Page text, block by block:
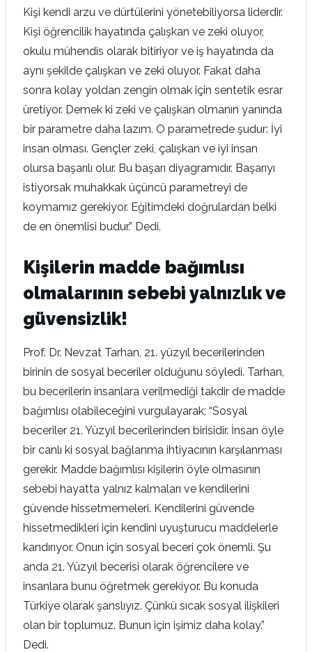
Kişi kendi arzu ve dürtülerini yönetebiliyorsa liderdir.
Kişi öğrencilik hayatında çalışkan ve zeki oluyor,
okulu mühendis olarak bitiriyor ve iş hayatında da
aynı şekilde çalışkan ve zeki oluyor. Fakat daha
sonra kolay yoldan zengin olmak için sentetik esrar
üretiyor. Demek ki zeki ve çalışkan olmanın yanında
bir parametre daha lazım. O parametrede şudur: İyi
insan olması. Gençler zeki, çalışkan ve iyi insan
olursa başarılı olur. Bu başarı diyagramıdır. Başarıyı
istiyorsak muhakkak üçüncü parametreyi de
koymamız gerekiyor. Eğitimdeki doğrulardan belki
de en önemlisi budur.” Dedi.
Kişilerin madde bağımlısı
olmalarının sebebi yalnızlık ve
güvensizlik!
Prof. Dr. Nevzat Tarhan, 21. yüzyıl becerilerinden
birinin de sosyal beceriler olduğunu söyledi. Tarhan,
bu becerilerin insanlara verilmediği takdir de madde
bağımlısı olabileceğini vurgulayarak; “Sosyal
beceriler 21. Yüzyıl becerilerinden birisidir. İnsan öyle
bir canlı ki sosyal bağlanma ihtiyacının karşılanması
gerekir. Madde bağımlısı kişilerin öyle olmasının
sebebi hayatta yalnız kalmaları ve kendilerini
güvende hissetmemeleri. Kendilerini güvende
hissetmedikleri için kendini uyuşturucu maddelerle
kandırıyor. Onun için sosyal beceri çok önemli. Şu
anda 21. Yüzyıl becerisi olarak öğrencilere ve
insanlara bunu öğretmek gerekiyor. Bu konuda
Türkiye olarak şanslıyız. Çünkü sıcak sosyal ilişkileri
olan bir toplumuz. Bunun için işimiz daha kolay.”
Dedi.